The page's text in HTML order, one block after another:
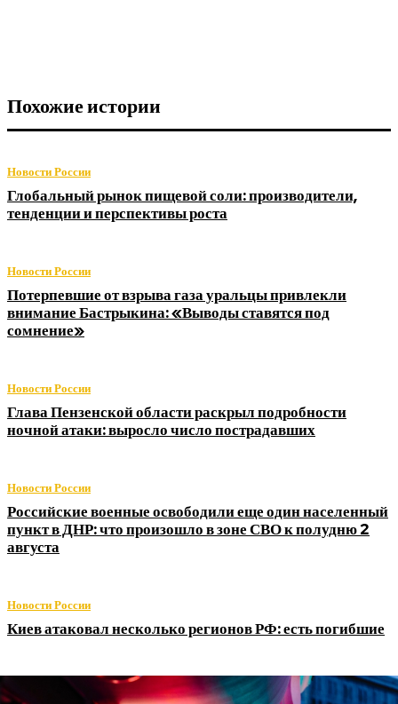
Похожие истории
Новости России
Глобальный рынок пищевой соли: производители,
тенденции и перспективы роста
Новости России
Потерпевшие от взрыва газа уральцы привлекли
внимание Бастрыкина: «Выводы ставятся под
сомнение»
Новости России
Глава Пензенской области раскрыл подробности
ночной атаки: выросло число пострадавших
Новости России
Российские военные освободили еще один населенный
пункт в ДНР: что произошло в зоне СВО к полудню 2
августа
Новости России
Киев атаковал несколько регионов РФ: есть погибшие